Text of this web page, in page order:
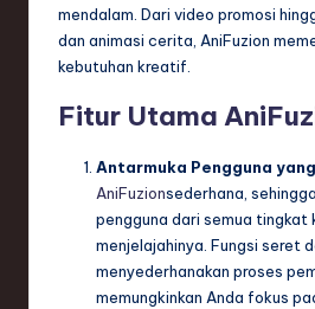
dmendalam. Dari video promosi
dan animasi cerita, AniFuzion
kebutuhan kreatif.
Fitur Utama
Antarmuka Pengguna
AniFuzionsederhana,
pengguna dari semua tingkat
menjelajahinya. Fungsi seret
menyederhanakan proses
memungkinkan Anda fokus